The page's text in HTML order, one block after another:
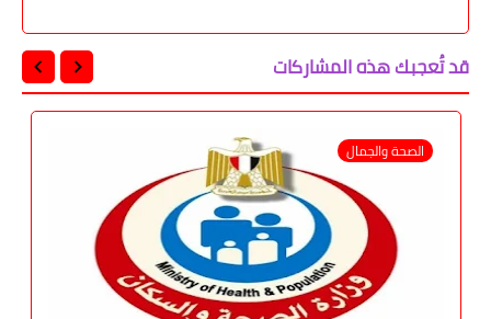
قد تُعجبك هذه المشاركات
الصحة والجمال